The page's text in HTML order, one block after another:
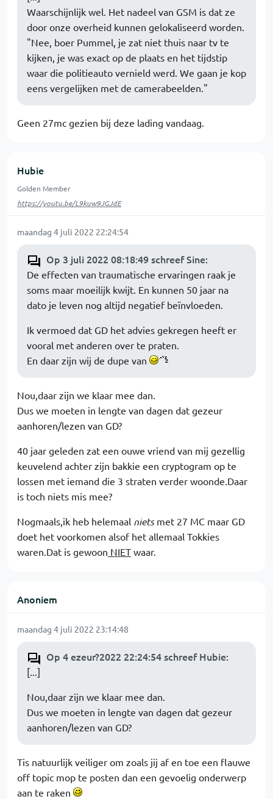
Waarschijnlijk wel. Het nadeel van GSM is dat ze
door onze overheid kunnen gelokaliseerd worden.
"Nee, boer Pummel, je zat niet thuis naar tv te
kijken, je was exact op de plaats en het tijdstip
waar die politieauto vernield werd. We gaan je kop
eens vergelijken met de camerabeelden."
Geen 27mc gezien bij deze lading vandaag.
Hubie
Golden Member
https://youtu.be/L9kuw9JGJdE
maandag 4 juli 2022 22:24:54
Op 3 juli 2022 08:18:49 schreef Sine:
De effecten van traumatische ervaringen raak je
soms maar moeilijk kwijt. En kunnen 50 jaar na
dato je leven nog altijd negatief beïnvloeden.
Ik vermoed dat GD het advies gekregen heeft er
vooral met anderen over te praten.
En daar zijn wij de dupe van
Nou,daar zijn we klaar mee dan.
Dus we moeten in lengte van dagen dat gezeur
aanhoren/lezen van GD?
40 jaar geleden zat een ouwe vriend van mij gezellig
keuvelend achter zijn bakkie een cryptogram op te
lossen met iemand die 3 straten verder woonde.Daar
is toch niets mis mee?
Nogmaals,ik heb helemaal nietsmet 27 MC maar GD
doet het voorkomen alsof het allemaal Tokkies
waren.Dat is gewoon NIET waar.
Anoniem
maandag 4 juli 2022 23:14:48
Op 4 ezeur?2022 22:24:54 schreef Hubie:
[...]
Nou,daar zijn we klaar mee dan.
Dus we moeten in lengte van dagen dat gezeur
aanhoren/lezen van GD?
Tis natuurlijk veiliger om zoals jij af en toe een flauwe
off topic mop te posten dan een gevoelig onderwerp
aan te raken